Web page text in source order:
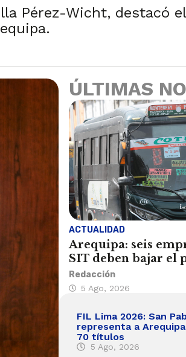
Pérez-Wicht, destacó
ÚLTIMAS
ACTUALIDAD
Arequipa: seis
SIT deben bajar el
Redacción
5 Ago, 2026
FIL Lima 2026: San
representa a
70 títulos
5 Ago, 2026